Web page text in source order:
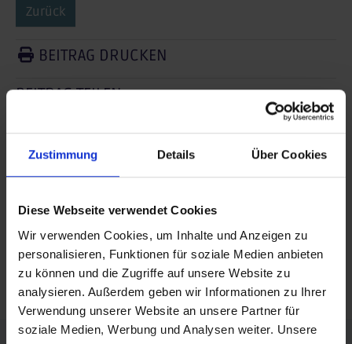
Zustimmung Details Über Cookies
Diese Webseite verwendet Cookies
Wir verwenden Cookies, um Inhalte und Anzeigen zu
personalisieren, Funktionen für soziale Medien anbieten
zu können und die Zugriffe auf unsere Website zu
analysieren. Außerdem geben wir Informationen zu Ihrer
Verwendung unserer Website an unsere Partner für
soziale Medien, Werbung und Analysen weiter. Unsere
Zurück
BEITRAG DRUCKEN
BEITRAG TEILEN
teilen
RSS FEED
FÖRDERER DES SPORTS IN SACHSEN-ANHALT